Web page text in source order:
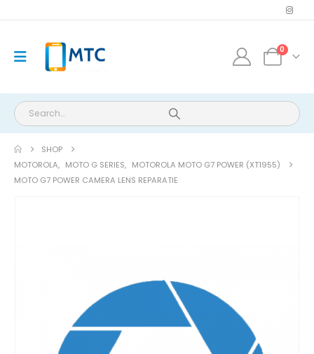
0
SHOP
MOTOROLA, MOTO G SERIES, MOTOROLA MOTO G7 POWER (XT1955)
MOTO G7 POWER CAMERA LENS REPARATIE